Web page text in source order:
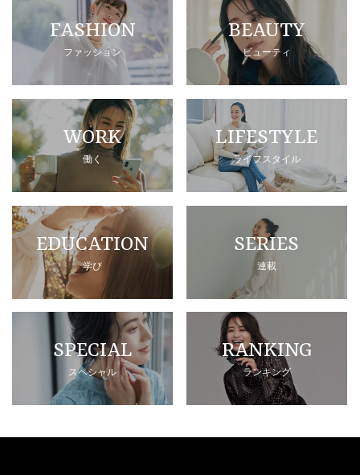
FASHION
ファッション
BEAUTY
ビューティ
WORK
働く
LIFESTYLE
ライフスタイル
EDUCATION
学び
SERIES
連載
SPECIAL
スペシャル
RANKING
ランキング